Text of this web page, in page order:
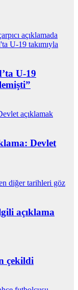
U-19
Devlet
açıklama
çekildi